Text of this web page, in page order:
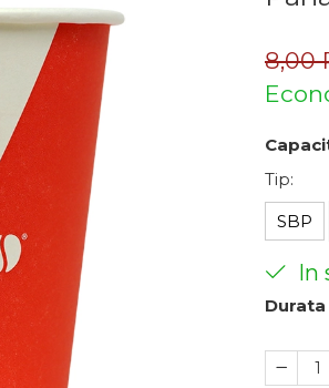
8,00
Tip:
SBP
In